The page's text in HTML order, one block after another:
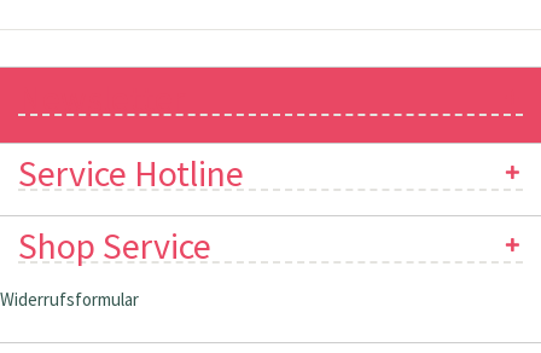
Service Hotline
Shop Service
Widerrufsformular